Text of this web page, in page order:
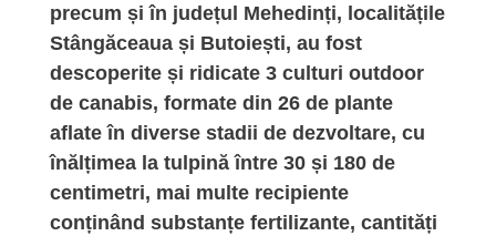
precum și în județul Mehedinți, localitățile
Stângăceaua și Butoiești, au fost
descoperite și ridicate 3 culturi outdoor
de canabis, formate din 26 de plante
aflate în diverse stadii de dezvoltare, cu
înălțimea la tulpină între 30 și 180 de
centimetri, mai multe recipiente
conținând substanțe fertilizante, cantități